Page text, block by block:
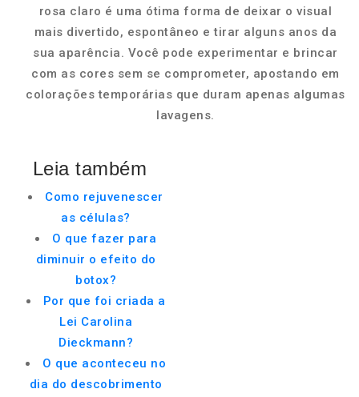
rosa claro é uma ótima forma de deixar o visual
mais divertido, espontâneo e tirar alguns anos da
sua aparência. Você pode experimentar e brincar
com as cores sem se comprometer, apostando em
colorações temporárias que duram apenas algumas
lavagens.
Leia também
Como rejuvenescer
as células?
O que fazer para
diminuir o efeito do
botox?
Por que foi criada a
Lei Carolina
Dieckmann?
O que aconteceu no
dia do descobrimento